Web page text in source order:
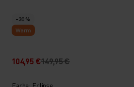
-30 %
Warm
104,95 €149,95 €
Farbe: Eclipse